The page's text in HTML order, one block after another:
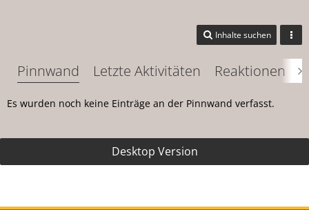
Inhalte suchen
Pinnwand Letzte Aktivitäten Reaktionen
Es wurden noch keine Einträge an der Pinnwand verfasst.
Desktop Version